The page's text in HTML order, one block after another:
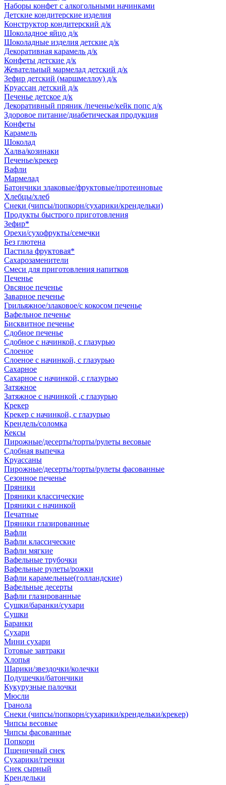
Наборы конфет с алкогольными начинками
Детские кондитерские изделия
Конструктор кондитерский д/к
Шоколадное яйцо д/к
Шоколадные изделия детские д/к
Декоративная карамель д/к
Конфеты детские д/к
Жевательный мармелад детский д/к
Зефир детский (маршмеллоу) д/к
Круассан детский д/к
Печенье детское д/к
Декоративный пряник /печенье/кейк попс д/к
Здоровое питание/диабетическая продукция
Конфеты
Карамель
Шоколад
Халва/козинаки
Печенье/крекер
Вафли
Мармелад
Батончики злаковые/фруктовые/протеиновые
Хлебцы/хлеб
Снеки (чипсы/попкорн/сухарики/крендельки)
Продукты быстрого приготовления
Зефир*
Орехи/сухофрукты/семечки
Без глютена
Пастила фруктовая*
Сахарозаменители
Смеси для приготовления напитков
Печенье
Овсяное печенье
Заварное печенье
Грильяжное/злаковое/с кокосом печенье
Вафельное печенье
Бисквитное печенье
Сдобное печенье
Сдобное с начинкой, с глазурью
Слоеное
Слоеное с начинкой, с глазурью
Сахарное
Сахарное с начинкой, с глазурью
Затяжное
Затяжное с начинкой ,с глазурью
Крекер
Крекер с начинкой, с глазурью
Крендель/соломка
Кексы
Пирожные/десерты/торты/рулеты весовые
Сдобная выпечка
Круассаны
Пирожные/десерты/торты/рулеты фасованные
Сезонное печенье
Пряники
Пряники классические
Пряники с начинкой
Печатные
Пряники глазированные
Вафли
Вафли классические
Вафли мягкие
Вафельные трубочки
Вафельные рулеты/рожки
Вафли карамельные(голландские)
Вафельные десерты
Вафли глазированные
Сушки/баранки/сухари
Сушки
Баранки
Сухари
Мини сухари
Готовые завтраки
Хлопья
Шарики/звездочки/колечки
Подушечки/батончики
Кукурузные палочки
Мюсли
Гранола
Снеки (чипсы/попкорн/сухарики/крендельки/крекер)
Чипсы весовые
Чипсы фасованные
Попкорн
Пшеничный снек
Сухарики/гренки
Снек сырный
Крендельки